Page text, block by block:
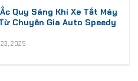
Quy Sáng Khi Xe Tắt Máy
Chuyên Gia Auto Speedy
2025